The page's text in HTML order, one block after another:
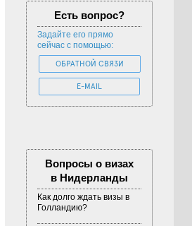
Есть вопрос?
Задайте его прямо
сейчас с помощью:
ОБРАТНОЙ СВЯЗИ
E-MAIL
Вопросы о визах
в Нидерланды
Как долго ждать визы в
Голландию?